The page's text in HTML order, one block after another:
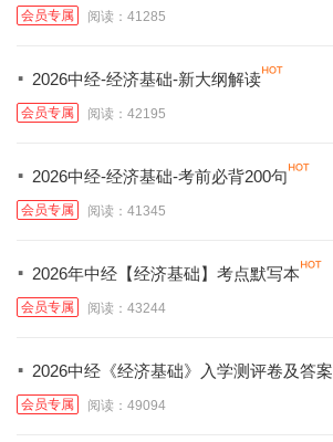
会员专属 阅读：41285
· 2026中经-经济基础-新大纲解读
会员专属 阅读：42195
· 2026中经-经济基础-考前必背200句
会员专属 阅读：41345
· 2026年中经【经济基础】考点默写本
会员专属 阅读：43244
· 2026中经《经济基础》入学测评卷及答案
会员专属 阅读：49094